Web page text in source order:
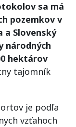
sa má
pozemkov v
a Slovenský
národných
hektárov
tajomník
je podľa
vzťahoch